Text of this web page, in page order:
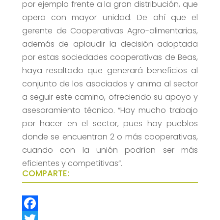
por ejemplo frente a la gran distribución, que
opera con mayor unidad. De ahí que el
gerente de Cooperativas Agro-alimentarias,
además de aplaudir la decisión adoptada
por estas sociedades cooperativas de Beas,
haya resaltado que generará beneficios al
conjunto de los asociados y anima al sector
a seguir este camino, ofreciendo su apoyo y
asesoramiento técnico. “Hay mucho trabajo
por hacer en el sector, pues hay pueblos
donde se encuentran 2 o más cooperativas,
cuando con la unión podrían ser más
eficientes y competitivas”.
COMPARTE: